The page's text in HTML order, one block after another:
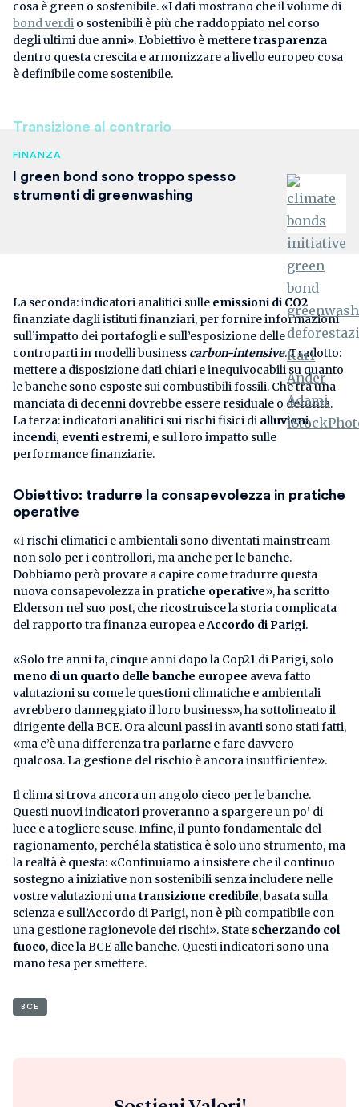
cosa è green o sostenibile. «I dati mostrano che il volume di
bond verdi o sostenibili è più che raddoppiato nel corso
degli ultimi due anni». L’obiettivo è metteretrasparenza
dentro questa crescita e armonizzare a livello europeo cosa
è definibile come sostenibile.
Transizione al contrario
FINANZA
I green bond sono troppo spesso
strumenti di greenwashing
La seconda: indicatori analitici sulle emissioni di CO2
finanziate dagli istituti finanziari, per fornire informazioni
sull’impatto dei portafogli e sull’esposizione delle
controparti in modelli business carbon-intensive. Tradotto:
mettere a disposizione dati chiari e inequivocabili su quanto
le banche sono esposte sui combustibili fossili. Che tra una
manciata di decenni dovrebbe essere residuale o defunta.
La terza: indicatori analitici sui rischi fisici di alluvioni,
incendi, eventi estremi, e sul loro impatto sulle
performance finanziarie.
Obiettivo: tradurre la consapevolezza in pratiche
operative
«I rischi climatici e ambientali sono diventati mainstream
non solo per i controllori, ma anche per le banche.
Dobbiamo però provare a capire come tradurre questa
nuova consapevolezza in pratiche operative», ha scritto
Elderson nel suo post, che ricostruisce la storia complicata
del rapporto tra finanza europea eAccordo di Parigi.
«Solo tre anni fa, cinque anni dopo la Cop21 di Parigi, solo
meno di un quarto delle banche europee aveva fatto
valutazioni su come le questioni climatiche e ambientali
avrebbero danneggiato il loro business», ha sottolineato il
dirigente della BCE. Ora alcuni passi in avanti sono stati fatti,
«ma c’è una differenza tra parlarne e fare davvero
qualcosa. La gestione del rischio è ancora insufficiente».
Il clima si trova ancora un angolo cieco per le banche.
Questi nuovi indicatori proveranno a spargere un po’ di
luce e a togliere scuse. Infine, il punto fondamentale del
ragionamento, perché la statistica è solo uno strumento, ma
la realtà è questa: «Continuiamo a insistere che il continuo
sostegno a iniziative non sostenibili senza includere nelle
vostre valutazioni unatransizione credibile, basata sulla
scienza e sull’Accordo di Parigi, non è più compatibile con
una gestione ragionevole dei rischi». State scherzando col
fuoco, dice la BCE alle banche. Questi indicatori sono una
mano tesa per smettere.
BCE